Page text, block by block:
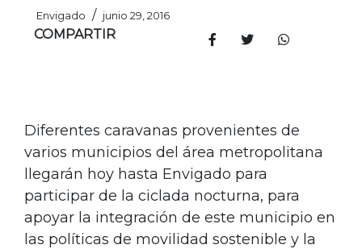
Envigado / junio 29, 2016
COMPARTIR
Diferentes caravanas provenientes de
varios municipios del área metropolitana
llegarán hoy hasta Envigado para
participar de la ciclada nocturna, para
apoyar la integración de este municipio en
las políticas de movilidad sostenible y la